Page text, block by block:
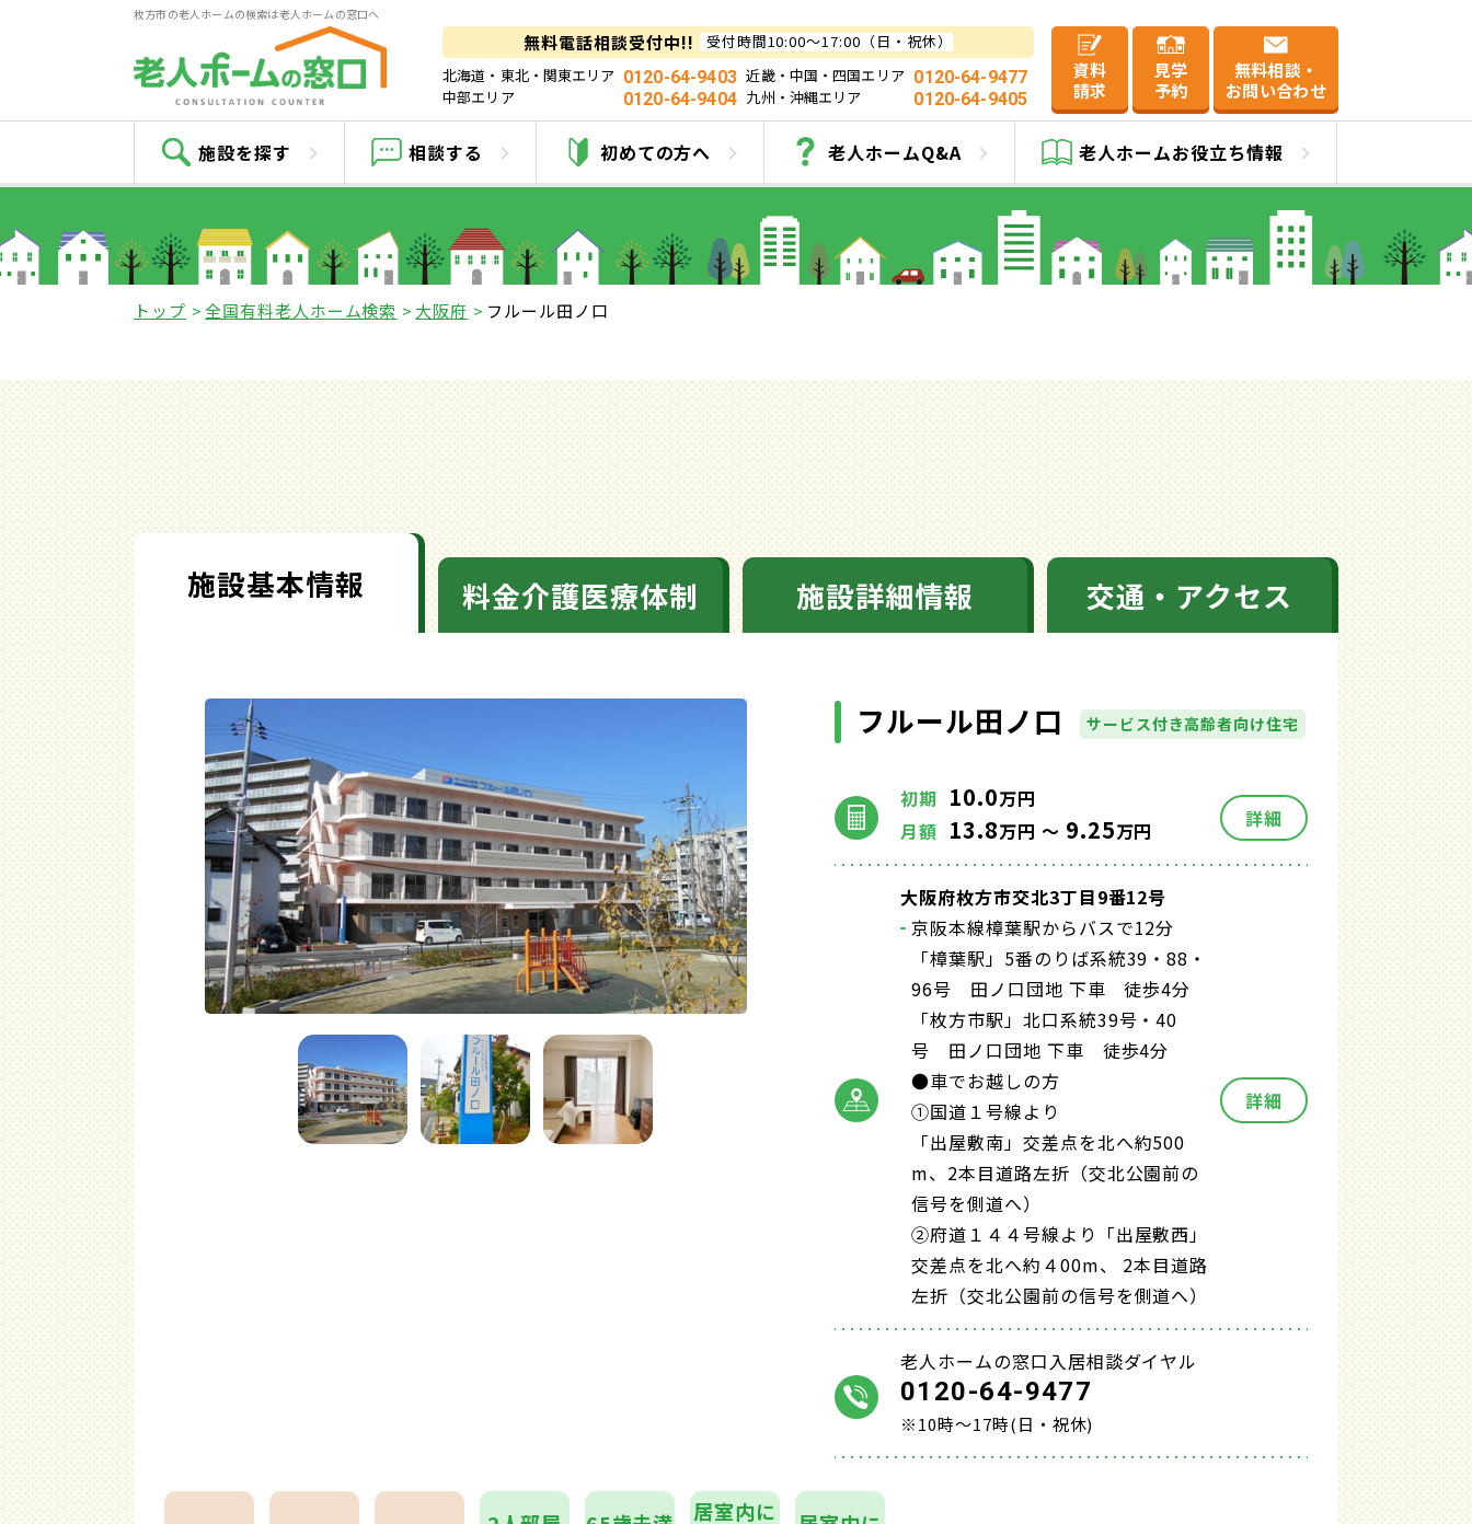
枚方市の老人ホームの検索は老人ホームの窓口へ
無料電話相談受付中!!
受付時間10:00～17:00（日・祝休）
北海道・東北・関東エリア 0120-64-9403 近畿・中国・四国エリア 0120-64-9477
中部エリア
0120-64-9404 九州・沖縄エリア 0120-64-9405
資料
請求
見学
予約
無料相談・
お問い合わせ
施設を探す 相談する 初めての方へ 老人ホームQ&A 老人ホームお役立ち情報
フルール田ノ口
トップ 全国有料老人ホーム検索 大阪府 フルール田ノ口
施設基本情報 料金介護医療体制 施設詳細情報 交通・アクセス
フルール田ノ口 サービス付き高齢者向け住宅
初期 10.0万円
月額 13.8万円 ～ 9.25万円 詳細
大阪府枚方市交北3丁目9番12号
京阪本線樟葉駅からバスで12分
「樟葉駅」5番のりば系統39・88・
96号 田ノ口団地 下車 徒歩4分
「枚方市駅」北口系統39号・40
号 田ノ口団地 下車 徒歩4分
●車でお越しの方
①国道１号線より
「出屋敷南」交差点を北へ約500
m、2本目道路左折（交北公園前の
信号を側道へ）
②府道１４４号線より「出屋敷西」
交差点を北へ約４00m、 2本目道路
左折（交北公園前の信号を側道へ）
詳細
老人ホームの窓口入居相談ダイヤル
0120-64-9477
※10時～17時(日・祝休)
居室内に